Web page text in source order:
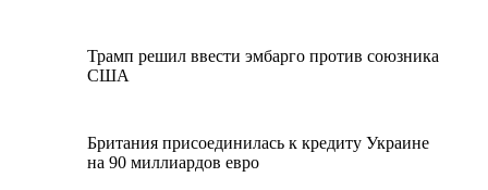
Трамп решил ввести эмбарго против союзника
США
Британия присоединилась к кредиту Украине
на 90 миллиардов евро